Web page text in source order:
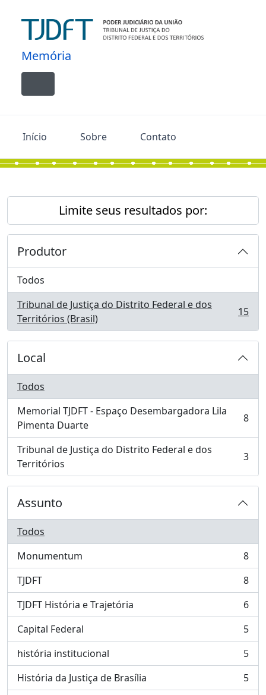
Memória
Toggle navigation
Início Sobre Contato
Limite seus resultados por:
Produtor
Todos
Tribunal de Justiça do Distrito Federal e dos
Territórios (Brasil)
, 15 resultados 15
Local
Todos
Memorial TJDFT - Espaço Desembargadora Lila
Pimenta Duarte
, 8 resultados 8
Tribunal de Justiça do Distrito Federal e dos
Territórios
, 3 resultados 3
Assunto
Todos
Monumentum
, 8 resultados
8
TJDFT
, 8 resultados
8
TJDFT História e Trajetória
, 6 resultados
6
Capital Federal
, 5 resultados
5
história institucional
, 5 resultados
5
História da Justiça de Brasília
, 5 resultados
5